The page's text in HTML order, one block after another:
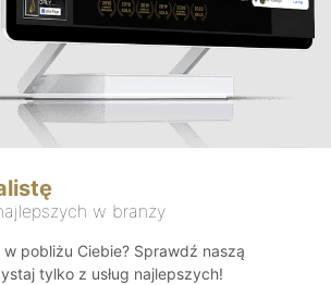
w branży
pobliżu Ciebie? Sprawdź naszą
tylko z usług najlepszych!